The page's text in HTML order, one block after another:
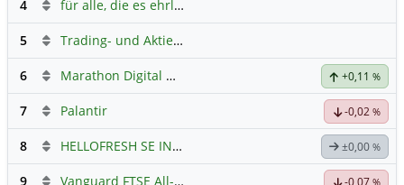
4 für alle, die es ehrlich meinen beim Traden.
5 Trading- und Aktien-Chat
6 Marathon Digital Holdings +0,11 %
7 Palantir -0,02 %
8 HELLOFRESH SE INH O.N. ±0,00 %
9 Vanguard FTSE All-World ETF $ Cap Hauptdiskussion
-0,07 %